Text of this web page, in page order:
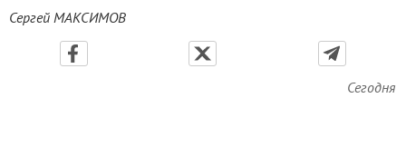
Сергей МАКСИМОВ
Сегодня